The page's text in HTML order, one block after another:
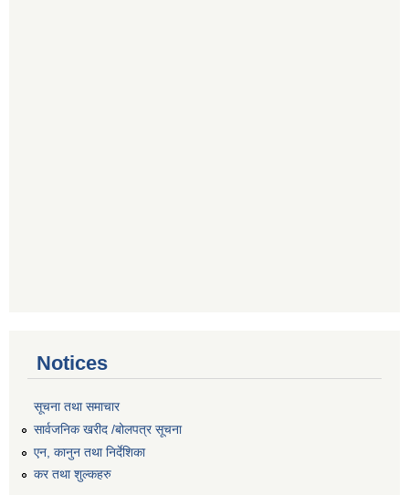
Notices
सूचना तथा समाचार
सार्वजनिक खरीद /बोलपत्र सूचना
एन, कानुन तथा निर्देशिका
कर तथा शुल्कहरु